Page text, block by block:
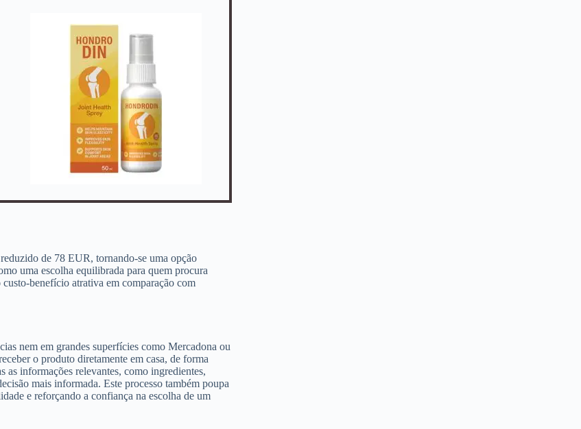
de 78 EUR, tornando-se uma opção
uma escolha equilibrada para quem procura
benefício atrativa em comparação com
nem em grandes superfícies como Mercadona ou
o produto diretamente em casa, de forma
as informações relevantes, como ingredientes,
mais informada. Este processo também poupa
e reforçando a confiança na escolha de um